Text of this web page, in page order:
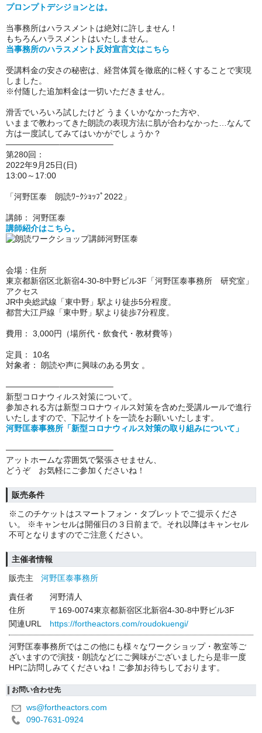
プロンプトデシジョンとは。
当事務所はハラスメントは絶対に許しません！
もちろんハラスメントはいたしません。
当事務所のハラスメント反対宣言文はこちら
受講料金の安さの秘密は、経営体質を徹底的に軽くすることで実現
しました。
※付随した追加料金は一切いただきません。
滑舌でいろいろ試したけど うまくいかなかった方や、
いままで教わってきた朗読の表現方法に肌が合わなかった…なんて
方は一度試してみてはいかがでしょうか？
——————–——————–
第280回：
2022年9月25日(日)
13:00～17:00
「河野匡泰 朗読ﾜｰｸｼｮｯﾌﾟ2022」
講師： 河野匡泰
講師紹介はこちら。
会場：住所
東京都新宿区北新宿4-30-8中野ビル3F「河野匡泰事務所 研究室」
アクセス
JR中央総武線「東中野」駅より徒歩5分程度。
都営大江戸線「東中野」駅より徒歩7分程度。
費用： 3,000円（場所代・飲食代・教材費等）
定員： 10名
対象者： 朗読や声に興味のある男女 。
——————–——————–
新型コロナウィルス対策について。
参加される方は新型コロナウィルス対策を含めた受講ルールで進行
いたしますので、下記サイトを一読をお願いいたします。
河野匡泰事務所「新型コロナウィルス対策の取り組みについて」
——————–——————–
アットホームな雰囲気で緊張させません、
どうぞ お気軽にご参加くださいね！
販売条件
※このチケットはスマートフォン・タブレットでご提示くださ
い。 ※キャンセルは開催日の３日前まで。それ以降はキャンセル
不可となりますのでご注意ください。
主催者情報
販売主
河野匡泰事務所
責任者
河野清人
住所
〒169-0074東京都新宿区北新宿4-30-8中野ビル3F
関連URL
https://fortheactors.com/roudokuengi/
河野匡泰事務所ではこの他にも様々なワークショップ・教室等ご
ざいますので演技・朗読などにご興味がございましたら是非一度
HPに訪問しみてくださいね！ご参加お待ちしております。
お問い合わせ先
ws@fortheactors.com
090-7631-0924